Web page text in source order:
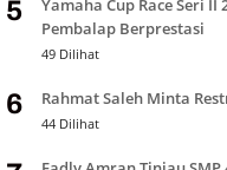
5
Yamaha Cup Race Seri
Pembalap Berprestasi
49 Dilihat
6 Rahmat Saleh Minta
44 Dilihat